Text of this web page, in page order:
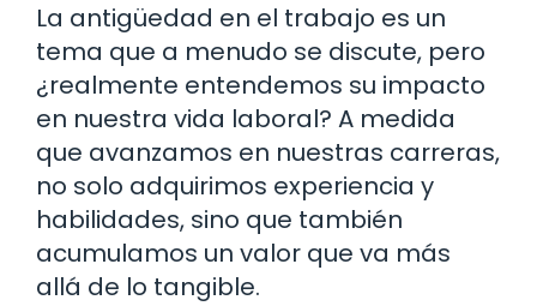
La antigüedad en el trabajo es un
tema que a menudo se discute, pero
¿realmente entendemos su impacto
en nuestra vida laboral? A medida
que avanzamos en nuestras carreras,
no solo adquirimos experiencia y
habilidades, sino que también
acumulamos un valor que va más
allá de lo tangible.